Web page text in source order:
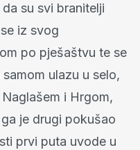
su svi branitelji
iz svog
po pješaštvu te se
ulazu u selo,
i Hrgom,
je drugi pokušao
prvi puta uvode u